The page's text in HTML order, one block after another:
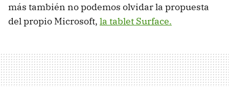
más también no podemos olvidar la propuesta
del propio Microsoft, la tablet Surface.